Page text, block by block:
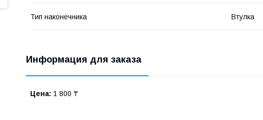
Тип наконечника Втулка
Информация для заказа
Цена: 1 800 ₸